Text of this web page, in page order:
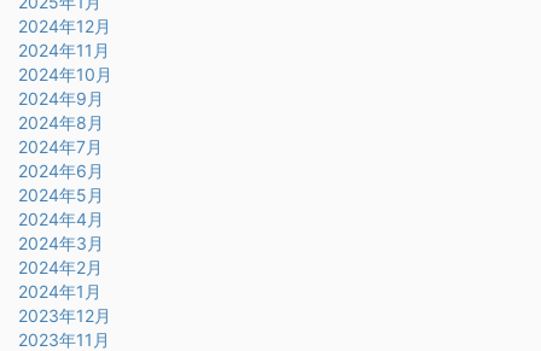
2024年12月
2024年11月
2024年10月
2024年9月
2024年8月
2024年7月
2024年6月
2024年5月
2024年4月
2024年3月
2024年2月
2024年1月
2023年12月
2023年11月